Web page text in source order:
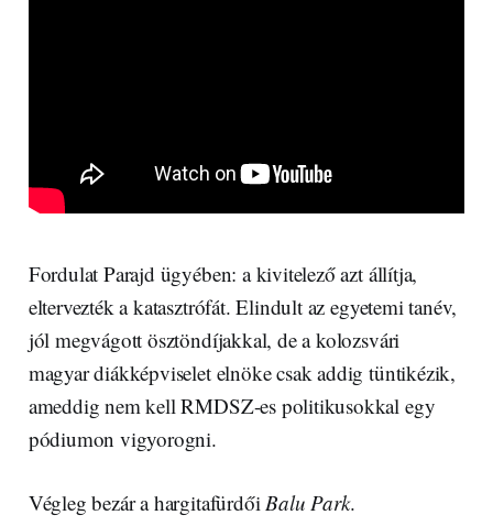
Fordulat Parajd ügyében: a kivitelező azt állítja,
eltervezték a katasztrófát. Elindult az egyetemi tanév,
jól megvágott ösztöndíjakkal, de a kolozsvári
magyar diákképviselet elnöke csak addig tüntikézik,
ameddig nem kell RMDSZ-es politikusokkal egy
pódiumon vigyorogni.
Végleg bezár a hargitafürdőiBalu Park.